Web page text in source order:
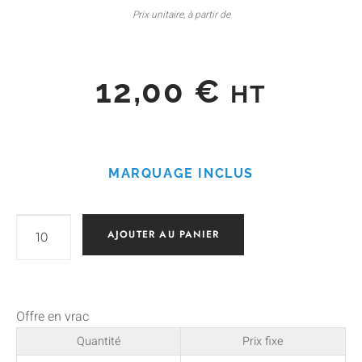
Prix unitaire, à partir de
12,00 € HT
MARQUAGE INCLUS
AJOUTER AU PANIER
Offre en vrac
Quantité
Prix fixe